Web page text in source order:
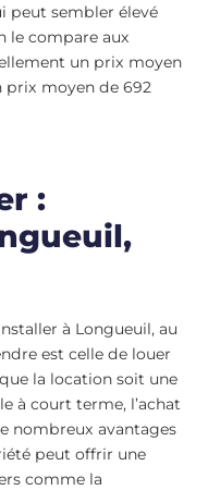
peut sembler élevé
le compare aux
un prix moyen
prix moyen de 692
:
à Longueuil, au
est celle de louer
la location soit une
à court terme, l’achat
nombreux avantages
peut offrir une
comme la